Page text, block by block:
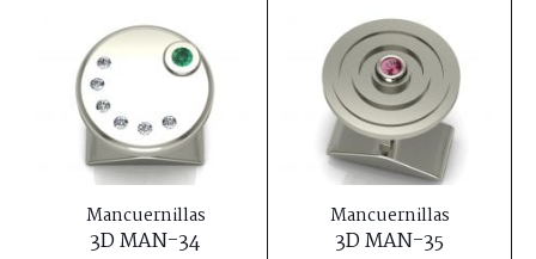
Mancuernillas
3D MAN-34
Mancuernillas
3D MAN-35